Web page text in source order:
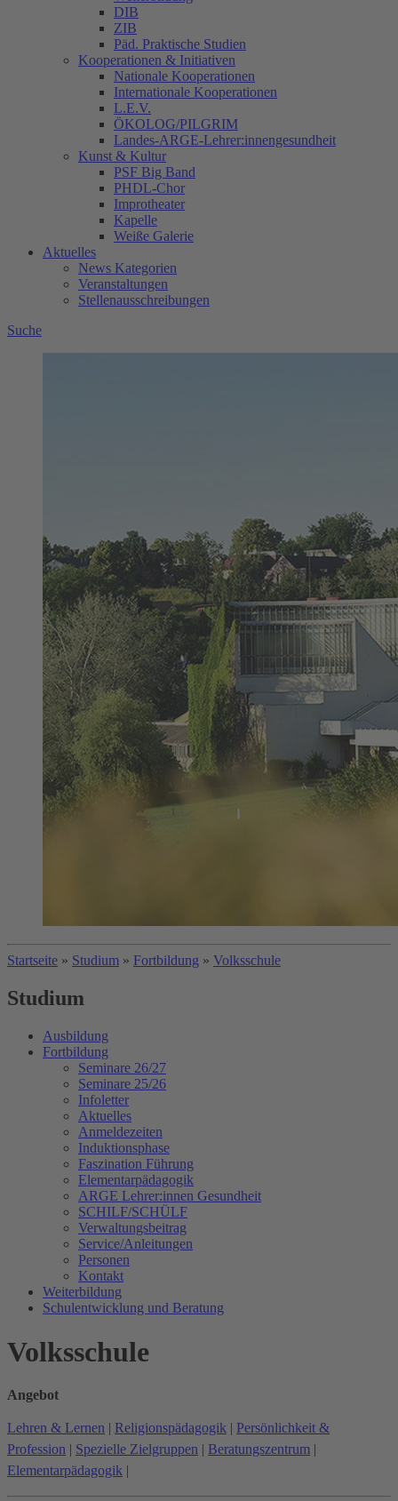
DIB
ZIB
Päd. Praktische Studien
Kooperationen & Initiativen
Nationale Kooperationen
Internationale Kooperationen
L.E.V.
ÖKOLOG/PILGRIM
Landes-ARGE-Lehrer:innengesundheit
Kunst & Kultur
PSF Big Band
PHDL-Chor
Improtheater
Kapelle
Weiße Galerie
Aktuelles
News Kategorien
Veranstaltungen
Stellenausschreibungen
Suche
Startseite » Studium » Fortbildung » Volksschule
Studium
Ausbildung
Fortbildung
Seminare 26/27
Seminare 25/26
Infoletter
Aktuelles
Anmeldezeiten
Induktionsphase
Faszination Führung
Elementarpädagogik
ARGE Lehrer:innen Gesundheit
SCHILF/SCHÜLF
Verwaltungsbeitrag
Service/Anleitungen
Personen
Kontakt
Weiterbildung
Schulentwicklung und Beratung
Volksschule
Angebot
Lehren & Lernen | Religionspädagogik | Persönlichkeit &
Profession | Spezielle Zielgruppen | Beratungszentrum |
Elementarpädagogik |